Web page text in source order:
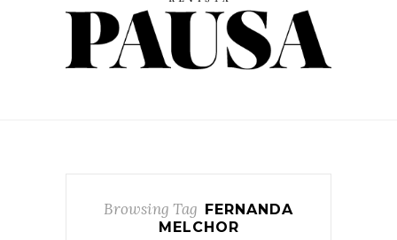
Browsing Tag FERNANDA
MELCHOR